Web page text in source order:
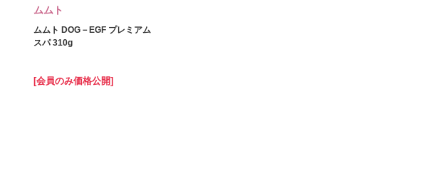
ムムト
ムムト DOG－EGF プレミアム
スパ 310g
[会員のみ価格公開]